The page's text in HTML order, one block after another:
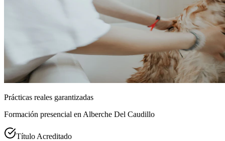
Prácticas reales garantizadas
Formación presencial en Alberche Del Caudillo
Título Acreditado